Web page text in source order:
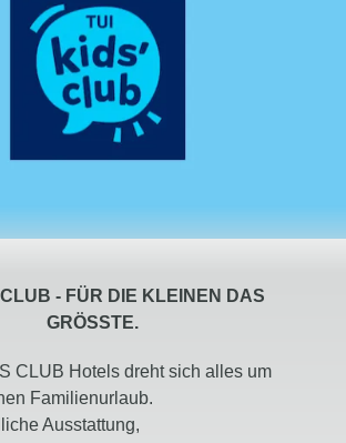
- FÜR DIE KLEINEN DAS
GRÖSSTE.
CLUB Hotels dreht sich alles um
Familienurlaub.
Ausstattung,